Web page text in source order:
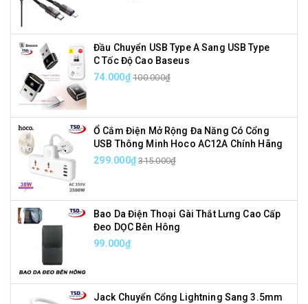
Đầu Chuyển USB Type A Sang USB Type
C Tốc Độ Cao Baseus
74.000₫ 100.000₫
Ổ Cắm Điện Mở Rộng Đa Năng Có Cổng
USB Thông Minh Hoco AC12A Chính Hãng
299.000₫ 315.000₫
Bao Da Điện Thoại Gài Thắt Lưng Cao Cấp
Đeo DỌC Bên Hông
99.000₫
Jack Chuyển Cổng Lightning Sang 3.5mm